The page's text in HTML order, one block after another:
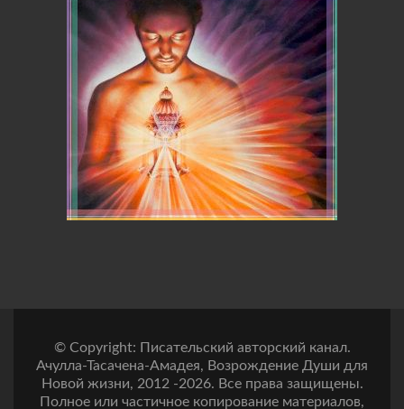
© Copyright: Писательский авторский канал.
Ачулла-Тасачена-Амадея, Возрождение Души для
Новой жизни, 2012 -2026. Все права защищены.
Полное или частичное копирование материалов,